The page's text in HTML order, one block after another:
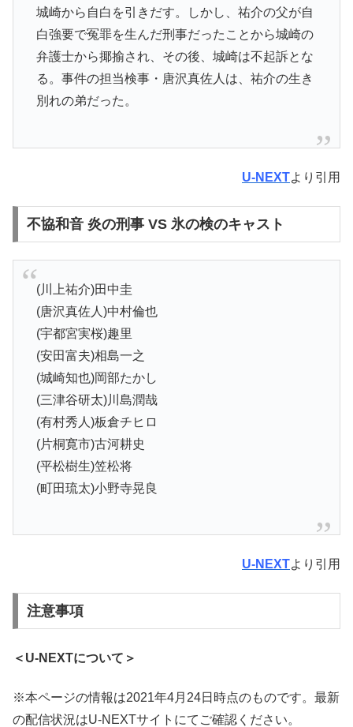
城崎から自白を引きだす。しかし、祐介の父が自
白強要で冤罪を生んだ刑事だったことから城崎の
弁護士から揶揄され、その後、城崎は不起訴とな
る。事件の担当検事・唐沢真佐人は、祐介の生き
別れの弟だった。
U-NEXTより引用
不協和音 炎の刑事 VS 氷の検のキャスト
(川上祐介)田中圭
(唐沢真佐人)中村倫也
(宇都宮実桜)趣里
(安田富夫)相島一之
(城崎知也)岡部たかし
(三津谷研太)川島潤哉
(有村秀人)板倉チヒロ
(片桐寛市)古河耕史
(平松樹生)笠松将
(町田琉太)小野寺晃良
U-NEXTより引用
注意事項
＜U-NEXTについて＞
※本ページの情報は2021年4月24日時点のものです。最新
の配信状況はU-NEXTサイトにてご確認ください。